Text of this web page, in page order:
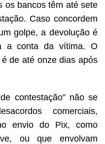
os bancos têm até sete
Caso concordem
golpe, a devolução é
a conta da vítima. O
de até onze dias após
contestação” não se
comerciais,
envio do Pix, como
ou que envolvam